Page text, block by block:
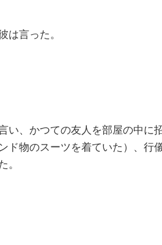
は言った。
い、かつての友人を部屋の中に
ド物のスーツを着ていた）、行